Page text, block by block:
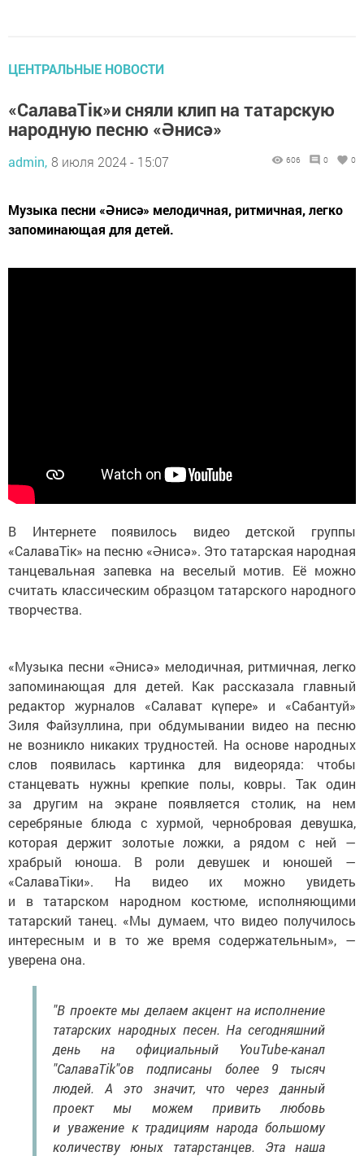
ЦЕНТРАЛЬНЫЕ НОВОСТИ
«СалаваТік»и сняли клип на татарскую
народную песню «Әнисә»
admin, 8 июля 2024 - 15:07 606 0 0
Музыка песни «Әнисә» мелодичная, ритмичная, легко
запоминающая для детей.
В Интернете появилось видео детской группы
«СалаваТік» на песню «Әнисә». Это татарская народная
танцевальная запевка на веселый мотив. Её можно
считать классическим образцом татарского народного
творчества.
«Музыка песни «Әнисә» мелодичная, ритмичная, легко
запоминающая для детей. Как рассказала главный
редактор журналов «Салават күпере» и «Сабантуй»
Зиля Файзуллина, при обдумывании видео на песню
не возникло никаких трудностей. На основе народных
слов появилась картинка для видеоряда: чтобы
станцевать нужны крепкие полы, ковры. Так один
за другим на экране появляется столик, на нем
серебряные блюда с хурмой, чернобровая девушка,
которая держит золотые ложки, а рядом с ней —
храбрый юноша. В роли девушек и юношей —
«СалаваTіки». На видео их можно увидеть
и в татарском народном костюме, исполняющими
татарский танец. «Мы думаем, что видео получилось
интересным и в то же время содержательным», —
уверена она.
"В проекте мы делаем акцент на исполнение
татарских народных песен. На сегодняшний
день на официальный YouTube-канал
"СалаваТik"ов подписаны более 9 тысяч
людей. А это значит, что через данный
проект мы можем привить любовь
и уважение к традициям народа большому
количеству юных татарстанцев. Эта наша